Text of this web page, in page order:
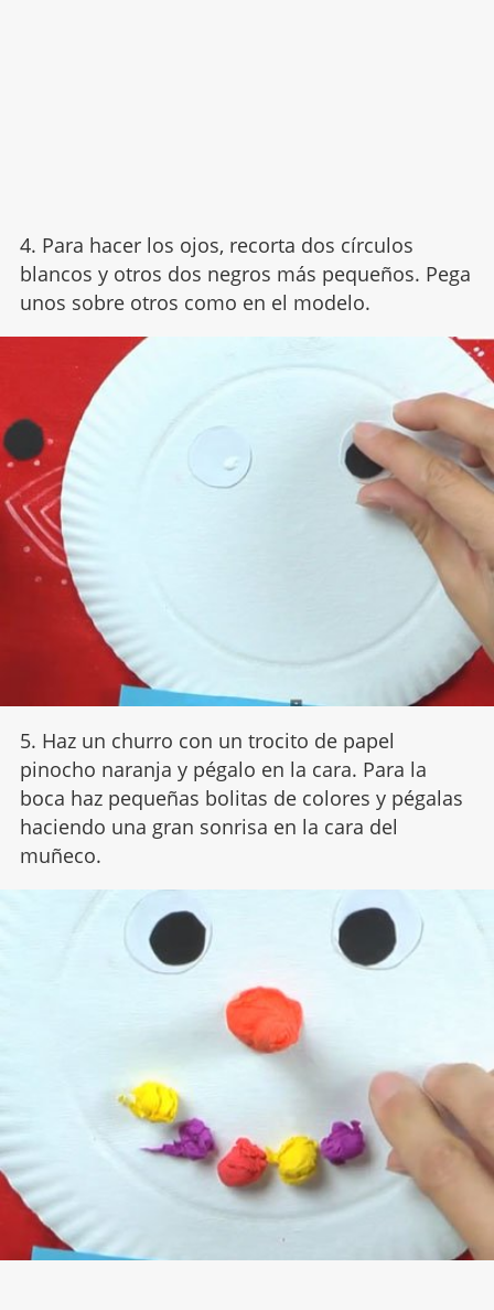
4. Para hacer los ojos, recorta dos círculos
blancos y otros dos negros más pequeños. Pega
unos sobre otros como en el modelo.
5. Haz un churro con un trocito de papel
pinocho naranja y pégalo en la cara. Para la
boca haz pequeñas bolitas de colores y pégalas
haciendo una gran sonrisa en la cara del
muñeco.